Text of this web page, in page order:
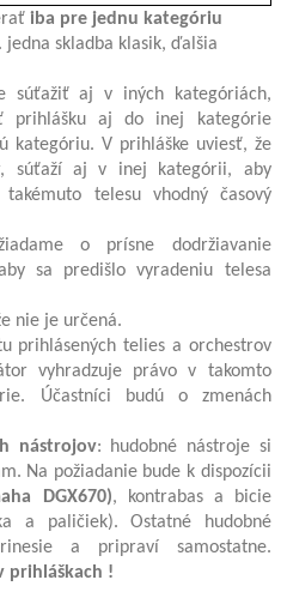
iba pre jednu kategóriu
jedna skladba klasik, ďalšia
súťažiť aj v iných kategóriách,
prihlášku aj do inej kategórie
kategóriu. V prihláške uviesť, že
súťaží aj v inej kategórii, aby
takémuto telesu vhodný časový
o prísne dodržiavanie
sa predišlo vyradeniu telesa
nie je určená.
prihlásených telies a orchestrov
vyhradzuje právo v takomto
Účastníci budú o zmenách
nástrojov: hudobné nástroje si
Na požiadanie bude k dispozícii
DGX670), kontrabas a bicie
a paličiek). Ostatné hudobné
a pripraví samostatne.
prihláškach !